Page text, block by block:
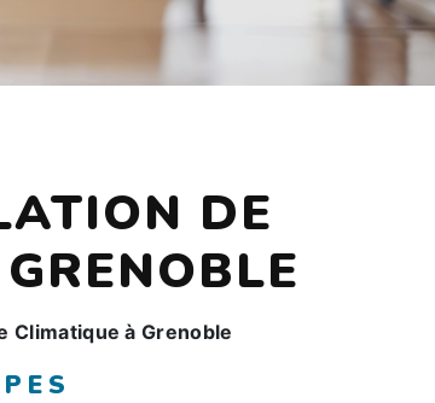
DE
Climatique à Grenoble